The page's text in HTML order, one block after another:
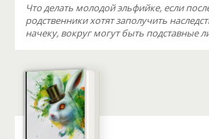
Что делать молодой эльфийке, если
родственники хотят заполучить
начеку, вокруг могут быть подставные